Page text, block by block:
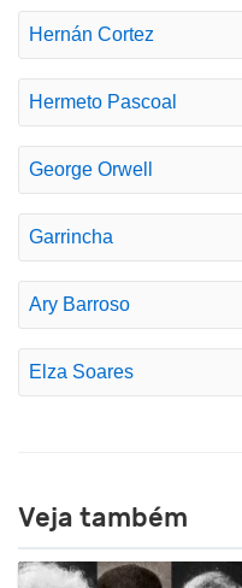
Hernán Cortez
Hermeto Pascoal
George Orwell
Garrincha
Ary Barroso
Elza Soares
Veja também